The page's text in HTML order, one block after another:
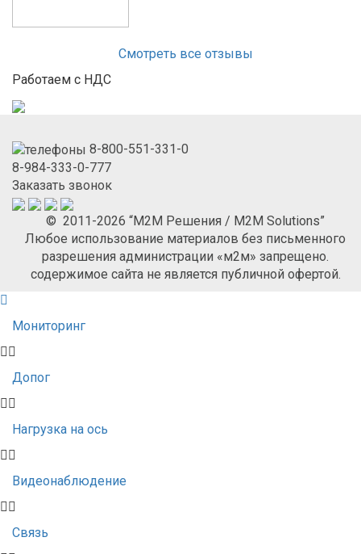
Смотреть все отзывы
Работаем с НДС
8-800-551-331-0
8-984-333-0-777
Заказать звонок
© 2011-2026 “М2М Решения / M2M Solutions”
Любое использование материалов без письменного
разрешения администрации «м2м» запрещено.
содержимое сайта не является публичной офертой.
Мониторинг
Допог
Нагрузка на ось
Видеонаблюдение
Связь